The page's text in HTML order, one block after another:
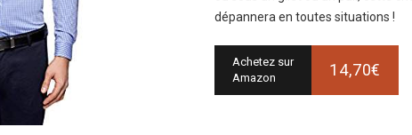
dépannera en toutes situations !
Achetez sur
Amazon
14,70€